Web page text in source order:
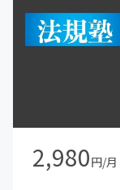
2,980円/月